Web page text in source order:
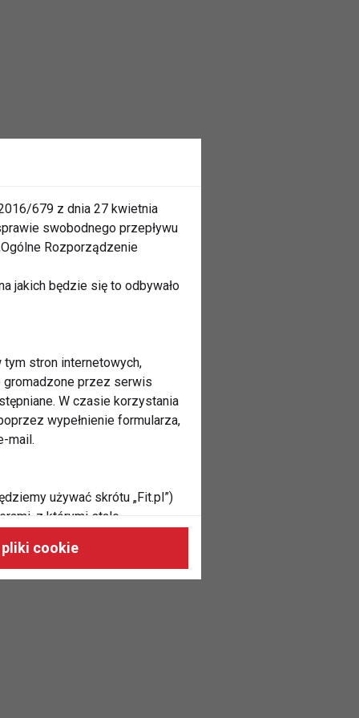
679 z dnia 27 kwietnia
swobodnego przepływu
Rozporządzenie
jakich będzie się to odbywało
tym stron internetowych,
gromadzone przez serwis
W czasie korzystania
wypełnienie formularza,
mail.
używać skrótu „Fit.pl”)
z którymi stale
oraz do
odpowiadać Twoim
cookie